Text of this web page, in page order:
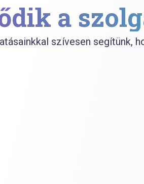
a
szívesen segítünk,